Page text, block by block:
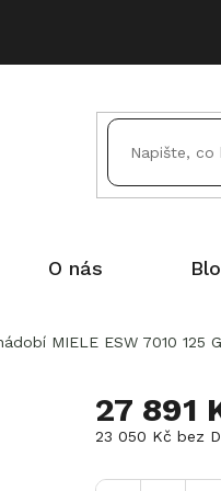
O nás
MIELE ESW 7010 125
27 891
23 050 Kč bez